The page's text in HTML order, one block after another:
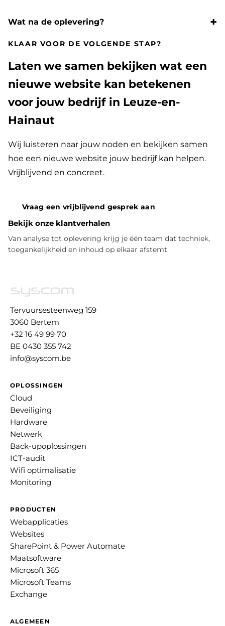
Wat na de oplevering?
KLAAR VOOR DE VOLGENDE STAP?
Laten we samen bekijken wat een
nieuwe website kan betekenen
voor jouw bedrijf in Leuze-en-
Hainaut
Wij luisteren naar jouw noden en bekijken samen
hoe een nieuwe website jouw bedrijf kan helpen.
Vrijblijvend en concreet.
Vraag een vrijblijvend gesprek aan
Bekijk onze klantverhalen
Van analyse tot oplevering krijg je één team dat techniek,
toegankelijkheid en inhoud op elkaar afstemt.
Tervuursesteenweg 159
3060 Bertem
+32 16 49 99 70
BE 0430 355 742
info@syscom.be
OPLOSSINGEN
Cloud
Beveiliging
Hardware
Netwerk
Back-upoplossingen
ICT-audit
Wifi optimalisatie
Monitoring
PRODUCTEN
Webapplicaties
Websites
SharePoint & Power Automate
Maatsoftware
Microsoft 365
Microsoft Teams
Exchange
ALGEMEEN